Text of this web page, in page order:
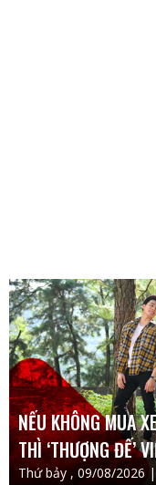
NẾU KHÔNG MUA
THÌ ‘THƯỢNG ĐẾ’
Thứ bảy , 09/08/2026